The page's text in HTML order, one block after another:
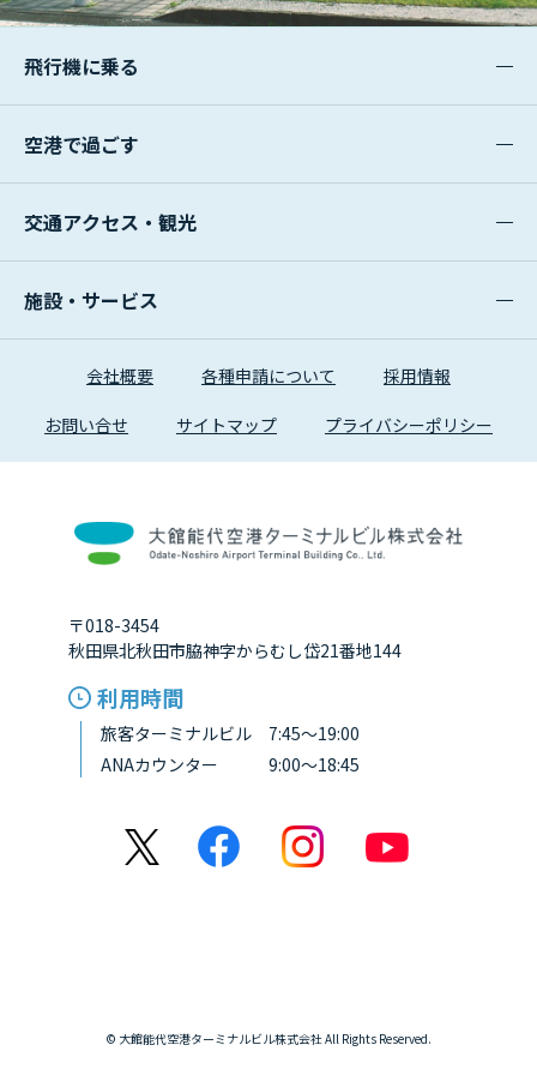
飛行機に乗る
空港で過ごす
交通アクセス・観光
施設・サービス
会社概要 各種申請について 採用情報
お問い合せ サイトマップ プライバシーポリシー
〒018-3454
秋田県北秋田市脇神字からむし岱21番地144
利用時間
旅客ターミナルビル 7:45～19:00
ANAカウンター 9:00～18:45
© 大館能代空港ターミナルビル株式会社 All Rights Reserved.